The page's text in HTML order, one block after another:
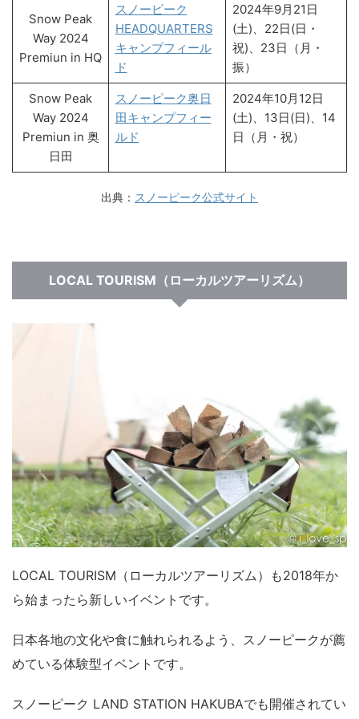
Snow Peak
Way 2024
Premiun in HQ
スノーピーク
HEADQUARTERS
キャンプフィール
ド
2024年9月21日
(土)、22日(日・
祝)、23日（月・
振）
Snow Peak
Way 2024
Premiun in 奥
日田
スノーピーク奥日
田キャンプフィー
ルド
2024年10月12日
(土)、13日(日)、14
日（月・祝）
出典： スノーピーク公式サイト
LOCAL TOURISM（ローカルツアーリズム）
LOCAL TOURISM（ローカルツアーリズム）も2018年か
ら始まったら新しいイベントです。
日本各地の文化や食に触れられるよう、スノーピークが薦
めている体験型イベントです。
スノーピーク LAND STATION HAKUBAでも開催されてい